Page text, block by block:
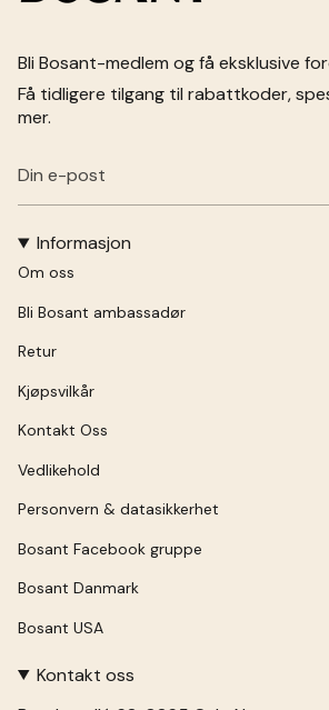
Bli Bosant-medlem og få eksklusive
Få tidligere tilgang til rabattkoder,
mer.
Informasjon
Om oss
Bli Bosant ambassadør
Retur
Kjøpsvilkår
Kontakt Oss
Vedlikehold
Personvern & datasikkerhet
Bosant Facebook gruppe
Bosant Danmark
Bosant USA
Kontakt oss